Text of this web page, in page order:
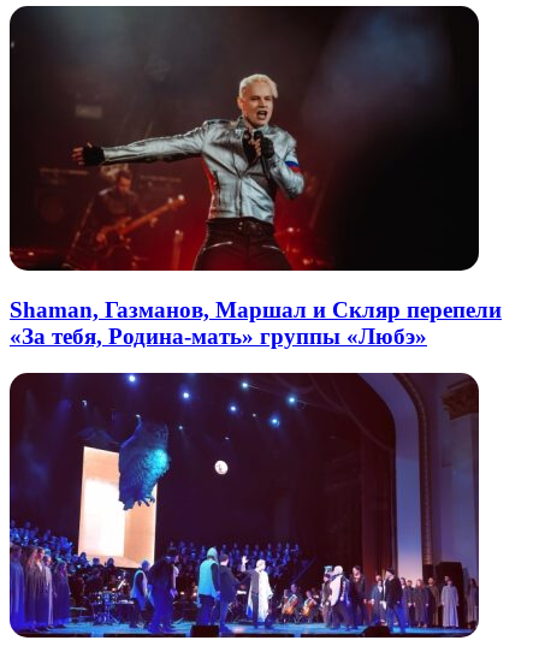
Shaman, Газманов, Маршал и Скляр перепели
«За тебя, Родина-мать» группы «Любэ»